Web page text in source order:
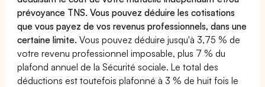
prévoyance TNS. Vous pouvez déduire les cotisations
que vous payez de vos revenus professionnels, dans une
certaine limite.Vous pouvez déduire jusqu'à 3,75 % de
votre revenu professionnel imposable, plus 7 % du
plafond annuel de la Sécurité sociale. Le total des
déductions est toutefois plafonné à 3 % de huit fois le